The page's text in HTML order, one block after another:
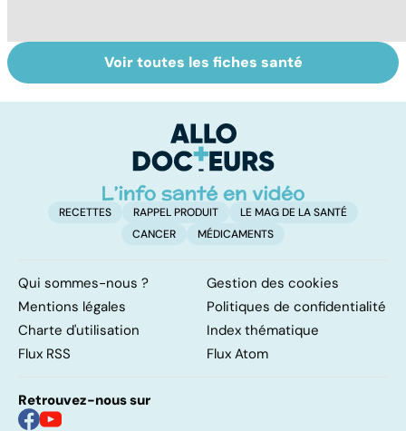
Grand froid : nos
conseils
Perturbateurs
endocriniens :
notre santé
Voir toutes les fiches santé
RECETTES RAPPEL PRODUIT
LE MAG DE LA SANTÉ
CANCER
MÉDICAMENTS
Qui sommes-nous ?
Gestion des cookies
Mentions légales
Politiques de confidentialité
Charte d'utilisation
Index thématique
Flux RSS
Flux Atom
Retrouvez-nous sur